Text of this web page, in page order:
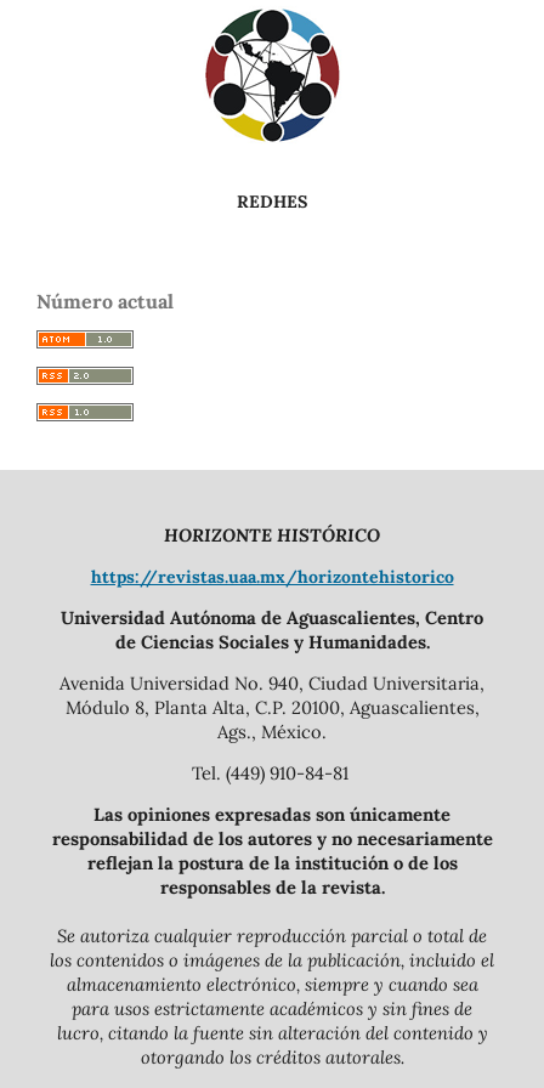
REDHES
Número actual
HORIZONTE HISTÓRICO
https://revistas.uaa.mx/horizontehistorico
Universidad Autónoma de Aguascalientes, Centro
de Ciencias Sociales y Humanidades.
Avenida Universidad No. 940, Ciudad Universitaria,
Módulo 8, Planta Alta, C.P. 20100, Aguascalientes,
Ags., México.
Tel. (449) 910-84-81
Las opiniones expresadas son únicamente
responsabilidad de los autores y no necesariamente
reflejan la postura de la institución o de los
responsables de la revista.
Se autoriza cualquier reproducción parcial o total de
los contenidos o imágenes de la publicación, incluido el
almacenamiento electrónico, siempre y cuando sea
para usos estrictamente académicos y sin fines de
lucro, citando la fuente sin alteración del contenido y
otorgando los créditos autorales.